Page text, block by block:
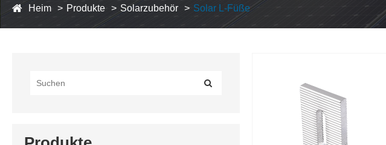
Heim Produkte Solarzubehör Solar L-Füße